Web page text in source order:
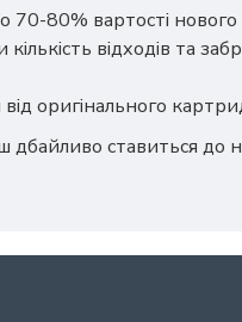
70-80% вартості
відходів та
оригінального
дбайливо ставиться до